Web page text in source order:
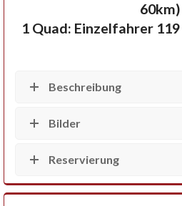
60km)
1 Quad: Einzelfahrer
Beschreibung
Bilder
Reservierung